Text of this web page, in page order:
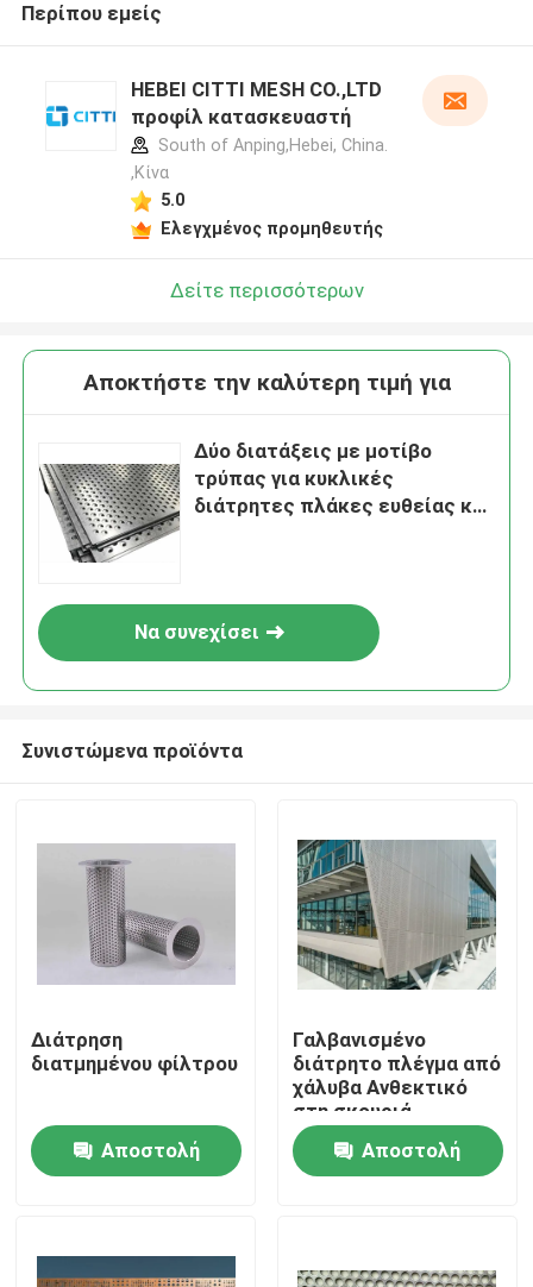
Σπίτι
Σχετικά με εμάς
Περίπου εμείς
HEBEI CITTI MESH CO.,LTD
προφίλ κατασκευαστή
South of Anping,Hebei, China.
,Κίνα
5.0
Ελεγχμένος προμηθευτής
Δείτε περισσότερων
Αποκτήστε την καλύτερη τιμή για
Δύο διατάξεις με μοτίβο
τρύπας για κυκλικές
διάτρητες πλάκες ευθείας και
Να συνεχίσει
Συνιστώμενα προϊόντα
Διάτρηση
διατμημένου φίλτρου
Αποστολή
Γαλβανισμένο
διάτρητο πλέγμα από
χάλυβα Ανθεκτικό
στη σκουριά
Ανθεκτικό υλικό
Ιδανικό για αερισμό
και κατασκευές
Αποστολή